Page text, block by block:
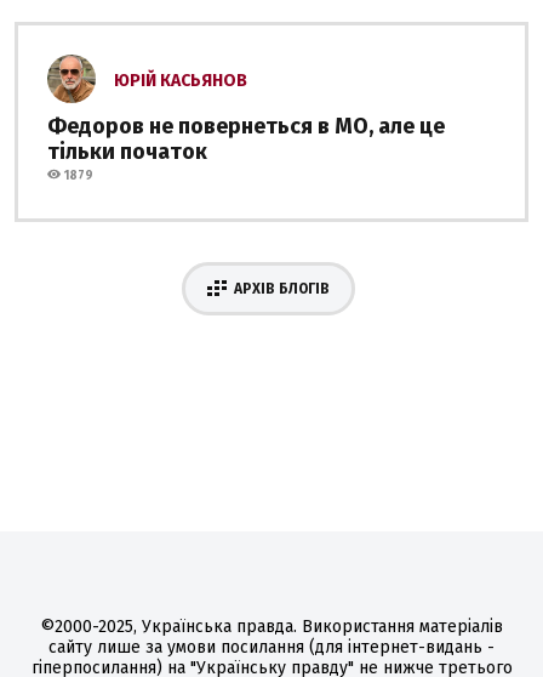
ЮРІЙ КАСЬЯНОВ
Федоров не повернеться в МО, але це
тільки початок
1879
АРХІВ БЛОГІВ
©2000-2025, Українська правда. Використання матеріалів
сайту лише за умови посилання (для інтернет-видань -
гіперпосилання) на "Українську правду" не нижче третього